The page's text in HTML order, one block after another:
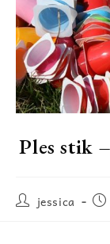
Ples stik
jessica